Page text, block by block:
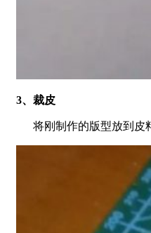
3、 裁皮
将刚制作的版型放到皮